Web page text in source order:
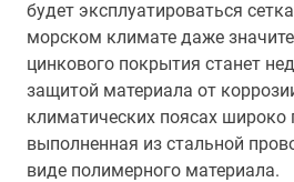
будет эксплуатироваться
морском климате даже
цинкового покрытия станет
защитой материала от
климатических поясах широко
выполненная из стальной
виде полимерного материала.